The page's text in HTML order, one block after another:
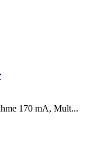
170 mA, Mult...